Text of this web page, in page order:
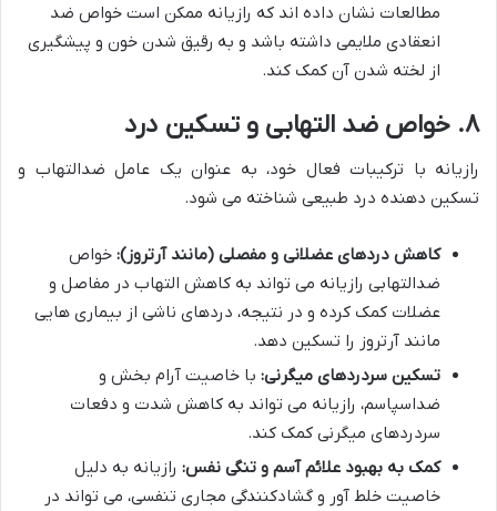
مطالعات نشان داده اند که رازیانه ممکن است خواص ضد
انعقادی ملایمی داشته باشد و به رقیق شدن خون و پیشگیری
از لخته شدن آن کمک کند.
۸. خواص ضد التهابی و تسکین درد
رازیانه با ترکیبات فعال خود، به عنوان یک عامل ضدالتهاب و
تسکین دهنده درد طبیعی شناخته می شود.
کاهش دردهای عضلانی و مفصلی (مانند آرتروز): خواص
ضدالتهابی رازیانه می تواند به کاهش التهاب در مفاصل و
عضلات کمک کرده و در نتیجه، دردهای ناشی از بیماری هایی
مانند آرتروز را تسکین دهد.
تسکین سردردهای میگرنی: با خاصیت آرام بخش و
ضداسپاسم، رازیانه می تواند به کاهش شدت و دفعات
سردردهای میگرنی کمک کند.
کمک به بهبود علائم آسم و تنگی نفس: رازیانه به دلیل
خاصیت خلط آور و گشادکنندگی مجاری تنفسی، می تواند در